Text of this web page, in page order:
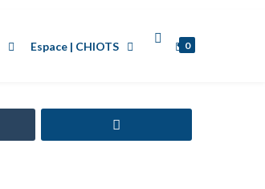
0
Espace | CHIOTS